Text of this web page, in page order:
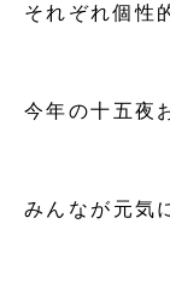
それぞれ個性
今年の十五
みんなが元気